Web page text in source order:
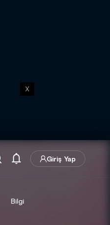
X
Giriş Yap
Bilgi